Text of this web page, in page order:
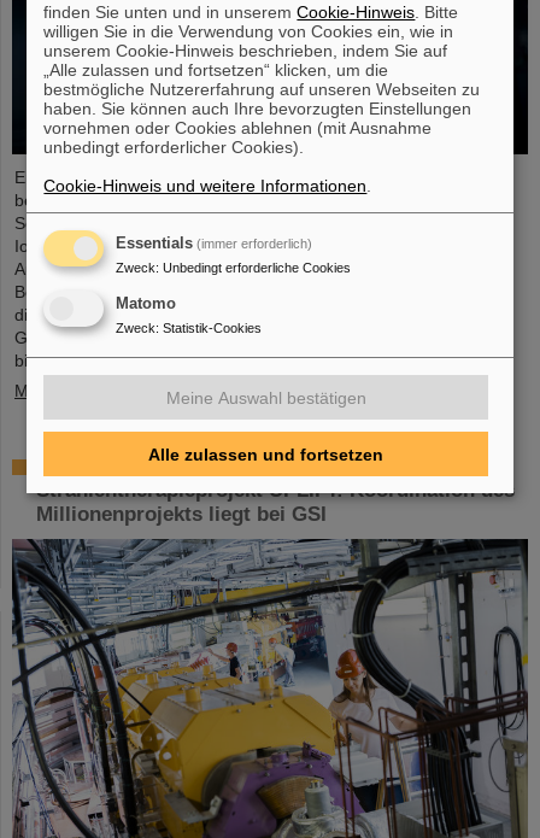
Ende August 2024 starteten zwölf junge Menschen in ihre
berufliche Zukunft am GSI Helmholtzzentrum für
Schwerionenforschung und bei FAIR (Facility for Antiproton and
Ion Research). Sie verteilen sich auf sechs verschiedene
Ausbildungsberufe in den technischen und kaufmännischen
Bereichen. Im Rahmen einer Einführungsveranstaltung erhielten
die Auszubildenden wertvolle organisatorische Informationen und
Gelegenheit zum gegenseitigen Kennenlernen. GSI und FAIR
bieten den Auszubildenden ein…
Mehr »
Europäische Nachwuchsförderung für
Strahlentherapieprojekt UPLIFT: Koordination des
Millionenprojekts liegt bei GSI
finden Sie unten und in unseremCookie-Hinweis . Bitte
willigen Sie in die Verwendung von Cookies ein, wie in
unserem Cookie-Hinweis beschrieben, indem Sie auf
„Alle zulassen und fortsetzen“ klicken, um die
bestmögliche Nutzererfahrung auf unseren Webseiten zu
haben. Sie können auch Ihre bevorzugten Einstellungen
vornehmen oder Cookies ablehnen (mit Ausnahme
unbedingt erforderlicher Cookies).
Cookie-Hinweis und weitere Informationen
Essentials (immer erforderlich)
Zweck: Unbedingt erforderliche Cookies
Matomo
Zweck: Statistik-Cookies
Meine Auswahl bestätigen
Alle zulassen und fortsetzen